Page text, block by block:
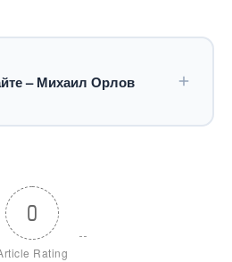
– Михаил Орлов
0
Rating